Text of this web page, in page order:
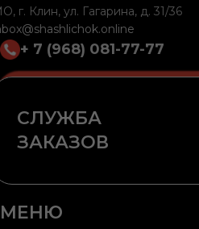
г. Клин, ул. Гагарина, д. 31/36
+ 7 (968) 081-77-77
СЛУЖБА
ЗАКАЗОВ
МЕНЮ